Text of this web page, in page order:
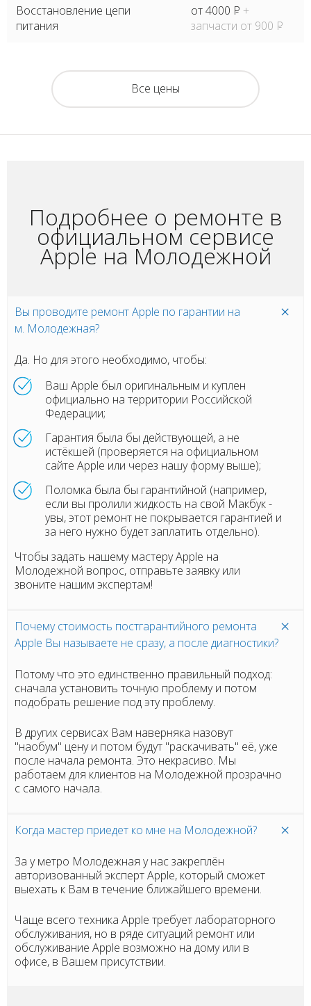
Восстановление цепи
питания
от 4000 P +
запчасти от 900 P
Все цены
Подробнее о ремонте в
официальном сервисе
Apple на Молодежной
Вы проводите ремонт Apple по гарантии на
м. Молодежная?
Да. Но для этого необходимо, чтобы:
Ваш Apple был оригинальным и куплен
официально на территории Российской
Федерации;
Гарантия была бы действующей, а не
истёкшей (проверяется на официальном
сайте Apple или через нашу форму выше);
Поломка была бы гарантийной (например,
если вы пролили жидкость на свой Макбук -
увы, этот ремонт не покрывается гарантией и
за него нужно будет заплатить отдельно).
Чтобы задать нашему мастеру Apple на
Молодежной вопрос, отправьте заявку или
звоните нашим экспертам!
Почему стоимость постгарантийного ремонта
Apple Вы называете не сразу, а после диагностики?
Потому что это единственно правильный подход:
сначала установить точную проблему и потом
подобрать решение под эту проблему.
В других сервисах Вам наверняка назовут
"наобум" цену и потом будут "раскачивать" её, уже
после начала ремонта. Это некрасиво. Мы
работаем для клиентов на Молодежной прозрачно
с самого начала.
Когда мастер приедет ко мне на Молодежной?
За у метро Молодежная у нас закреплён
авторизованный эксперт Apple, который сможет
выехать к Вам в течение ближайшего времени.
Чаще всего техника Apple требует лабораторного
обслуживания, но в ряде ситуаций ремонт или
обслуживание Apple возможно на дому или в
офисе, в Вашем присутствии.